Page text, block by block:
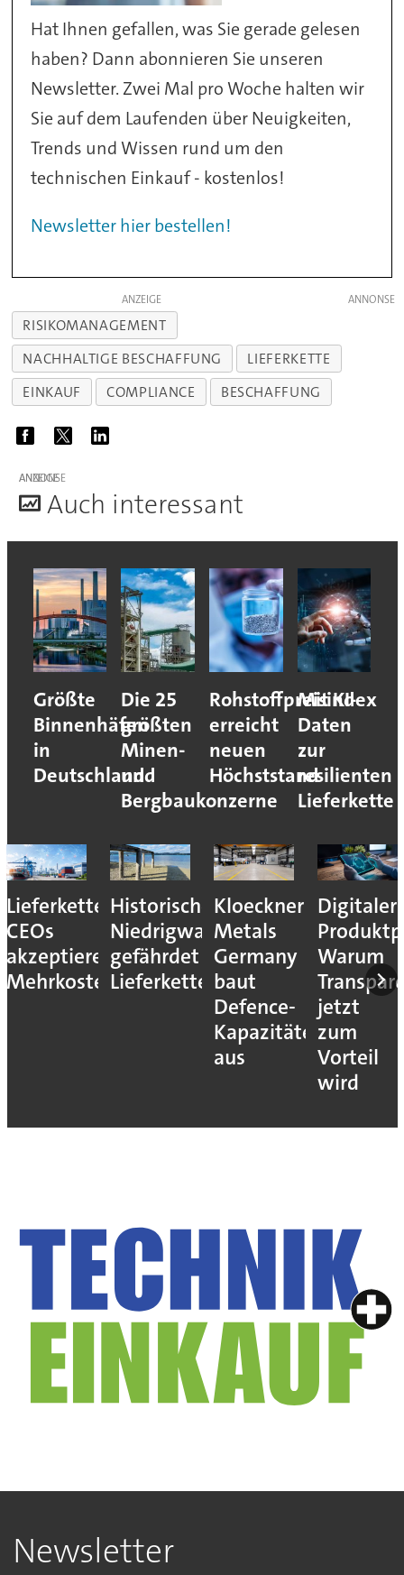
Hat Ihnen gefallen, was Sie gerade gelesen
haben? Dann abonnieren Sie unseren
Newsletter. Zwei Mal pro Woche halten wir
Sie auf dem Laufenden über Neuigkeiten,
Trends und Wissen rund um den
technischen Einkauf - kostenlos!
Newsletter hier bestellen!
ANZEIGE
RISIKOMANAGEMENT
NACHHALTIGE BESCHAFFUNG
LIEFERKETTE
EINKAUF
COMPLIANCE BESCHAFFUNG
ANZEIGE
Auch interessant
Größte
Binnenhäfen
in
Deutschland
Die 25
größten
Minen-
und
Bergbaukonzerne
Rohstoffpreisindex
erreicht
neuen
Höchststand
Mit KI-
Daten
zur
resilienten
Lieferkette
Lieferkettenresilienz:
CEOs
akzeptieren
Mehrkosten
Historisches
Niedrigwasser
gefährdet
Lieferketten
Kloeckner
Metals
Germany
baut
Defence-
Kapazitäten
aus
Digitaler
Warum
jetzt
zum
Vorteil
wird
Newsletter